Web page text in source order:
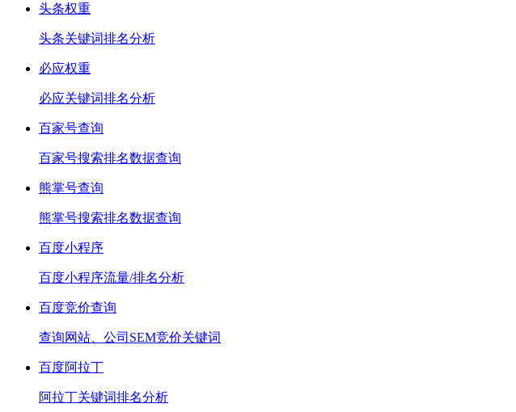
头条权重
头条关键词排名分析
必应权重
必应关键词排名分析
百家号查询
百家号搜索排名数据查询
熊掌号查询
熊掌号搜索排名数据查询
百度小程序
百度小程序流量/排名分析
百度竞价查询
查询网站、公司SEM竞价关键词
百度阿拉丁
阿拉丁关键词排名分析